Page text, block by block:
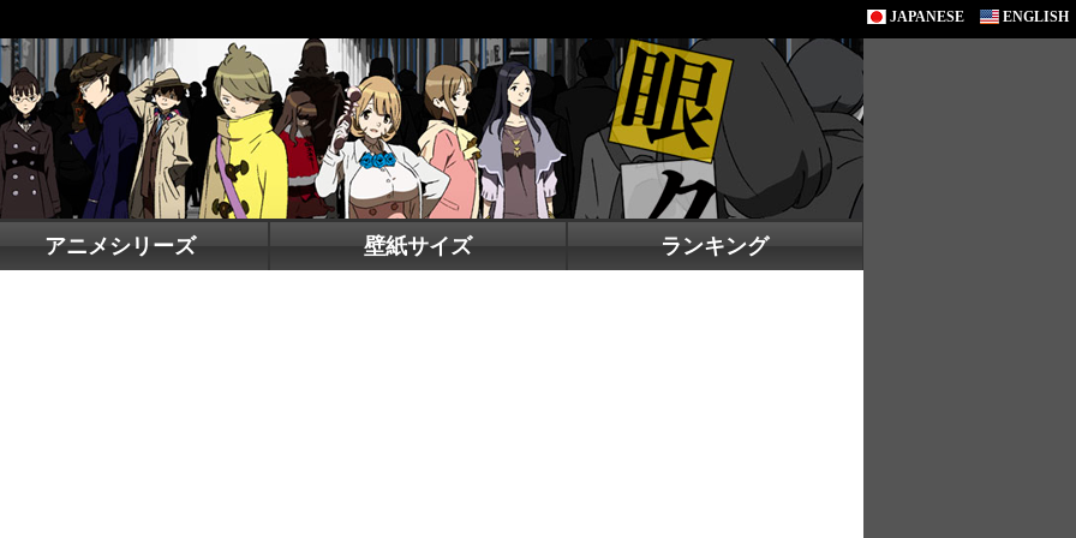
JAPANESE ENGLISH
アニメシリーズ 壁紙サイズ ランキング